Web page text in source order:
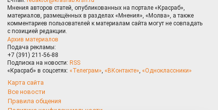
Мнения авторов статей, опубликованных на портале «Красраб»,
материалов, размещённых в разделах «Мнения», «Молва», а также
комментариев пользователей к материалам сайта могут не совпадать
с позицией редакции.
Архив материалов
Подача рекламы:
+7 (391) 211-56-88
Подписка на новости: RSS
«Красраб» в соцсетях: «Телеграм», «ВКонтакте», «Одноклассники»
Карта сайта
Все новости
Правила общения